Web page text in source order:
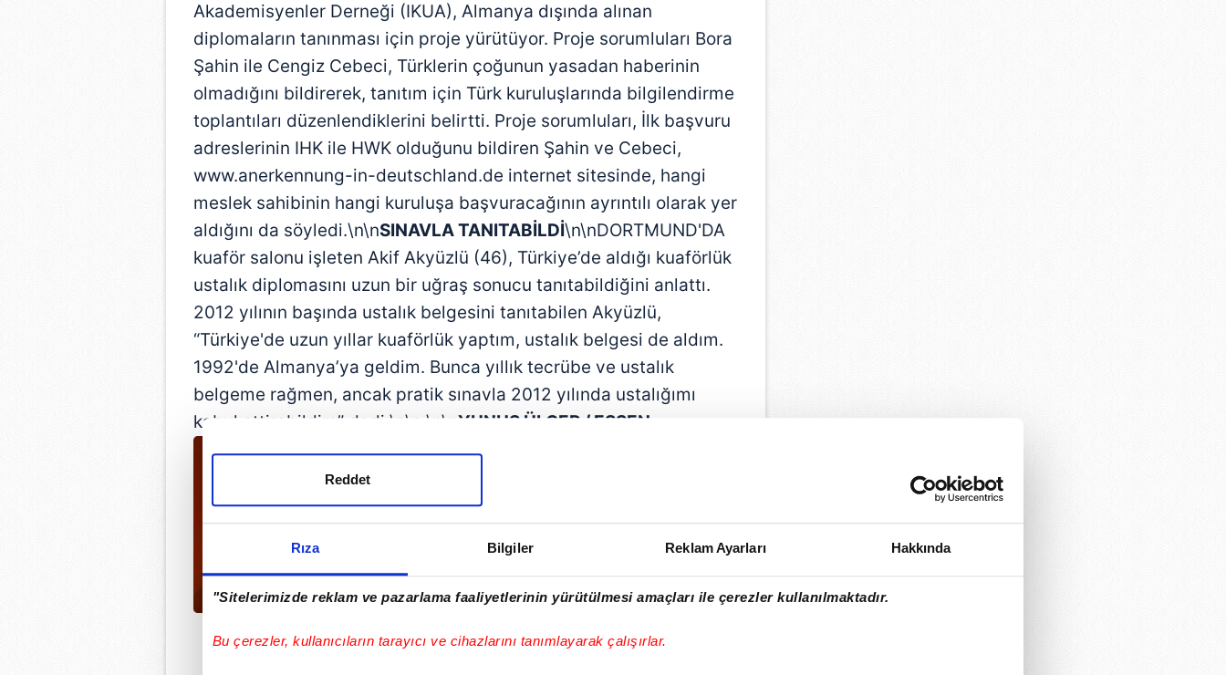
Rıza Bilgiler Reklam Ayarları Hakkında
"Sitelerimizde reklam ve pazarlama faaliyetlerinin yürütülmesi amaçları ile çerezler kullanılmaktadır.
Bu çerezler, kullanıcıların tarayıcı ve cihazlarını tanımlayarak çalışırlar.
Reddet
Akademisyenler Derneği (IKUA), Almanya dışında alınan
diplomaların tanınması için proje yürütüyor. Proje sorumluları Bora
Şahin ile Cengiz Cebeci, Türklerin çoğunun yasadan haberinin
olmadığını bildirerek, tanıtım için Türk kuruluşlarında bilgilendirme
toplantıları düzenlendiklerini belirtti. Proje sorumluları, İlk başvuru
adreslerinin IHK ile HWK olduğunu bildiren Şahin ve Cebeci,
www.anerkennung-in-deutschland.de internet sitesinde, hangi
meslek sahibinin hangi kuruluşa başvuracağının ayrıntılı olarak yer
aldığını da söyledi.\n\nSINAVLA TANITABİLDİ\n\nDORTMUND'DA
kuaför salonu işleten Akif Akyüzlü (46), Türkiye’de aldığı kuaförlük
ustalık diplomasını uzun bir uğraş sonucu tanıtabildiğini anlattı.
2012 yılının başında ustalık belgesini tanıtabilen Akyüzlü,
“Türkiye'de uzun yıllar kuaförlük yaptım, ustalık belgesi de aldım.
1992'de Almanya’ya geldim. Bunca yıllık tecrübe ve ustalık
belgeme rağmen, ancak pratik sınavla 2012 yılında ustalığımı
kabul ettirebildim” dedi.\n\n \n\nYUNUS ÜLGER / ESSEN